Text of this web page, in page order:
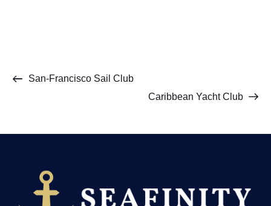
San-Francisco Sail Club
Caribbean Yacht Club